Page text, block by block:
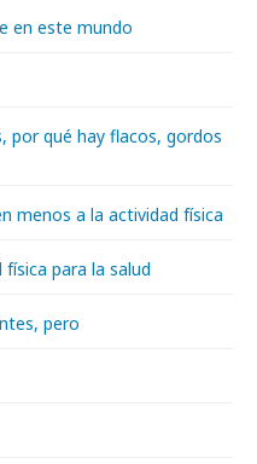
en este mundo
por qué hay flacos, gordos
menos a la actividad física
para la salud
pero